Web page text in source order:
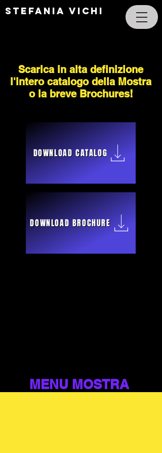
STEFANIA VICHI
Scarica in alta definizione
l'intero catalogo della Mostra
o la breve Brochures!
DOWNLOAD CATALOG
DOWNLOAD BROCHURE
MENU MOSTRA